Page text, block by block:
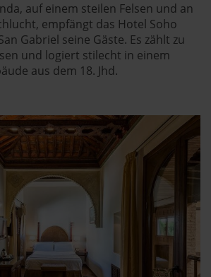
auf einem steilen Felsen und an
empfängt das Hotel Soho
Gabriel seine Gäste. Es zählt zu
und logiert stilecht in einem
aus dem 18. Jhd.